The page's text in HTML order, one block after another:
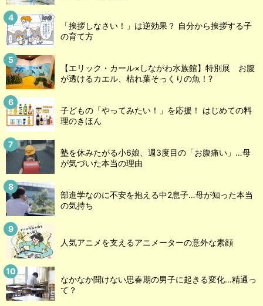
「挨拶しなさい！」は逆効果？ 自分から挨拶する子
の育て方
【エリック・カール×しながわ水族館】特別展 お腹
が透けるカエル、枯れ葉そっくりの魚！?
子どもの「やってみたい！」を応援！ はじめての料
理のきほん
塾を休みたがる小6娘、週3度目の「お腹痛い」…母
が気づいた本当の理由
部進学なのに不安を抱える中2息子…母が知った本当
の気持ち
人気アニメを支えるアニメーターの意外な素顔
なかなか聞けない思春期の男子に起きる変化…精通っ
て？